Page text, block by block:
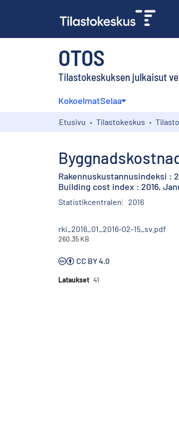
OTOS
Tilastokeskuksen julkaisut
KokoelmatSelaa
Etusivu Tilastokeskus
Rakennuskustannusindeksi :
Building cost index : 2016,
Statistikcentralen 2016
rki_2016_01_2016-02-15_sv.pdf
260.35 KB
CC BY 4.0
Lataukset 41